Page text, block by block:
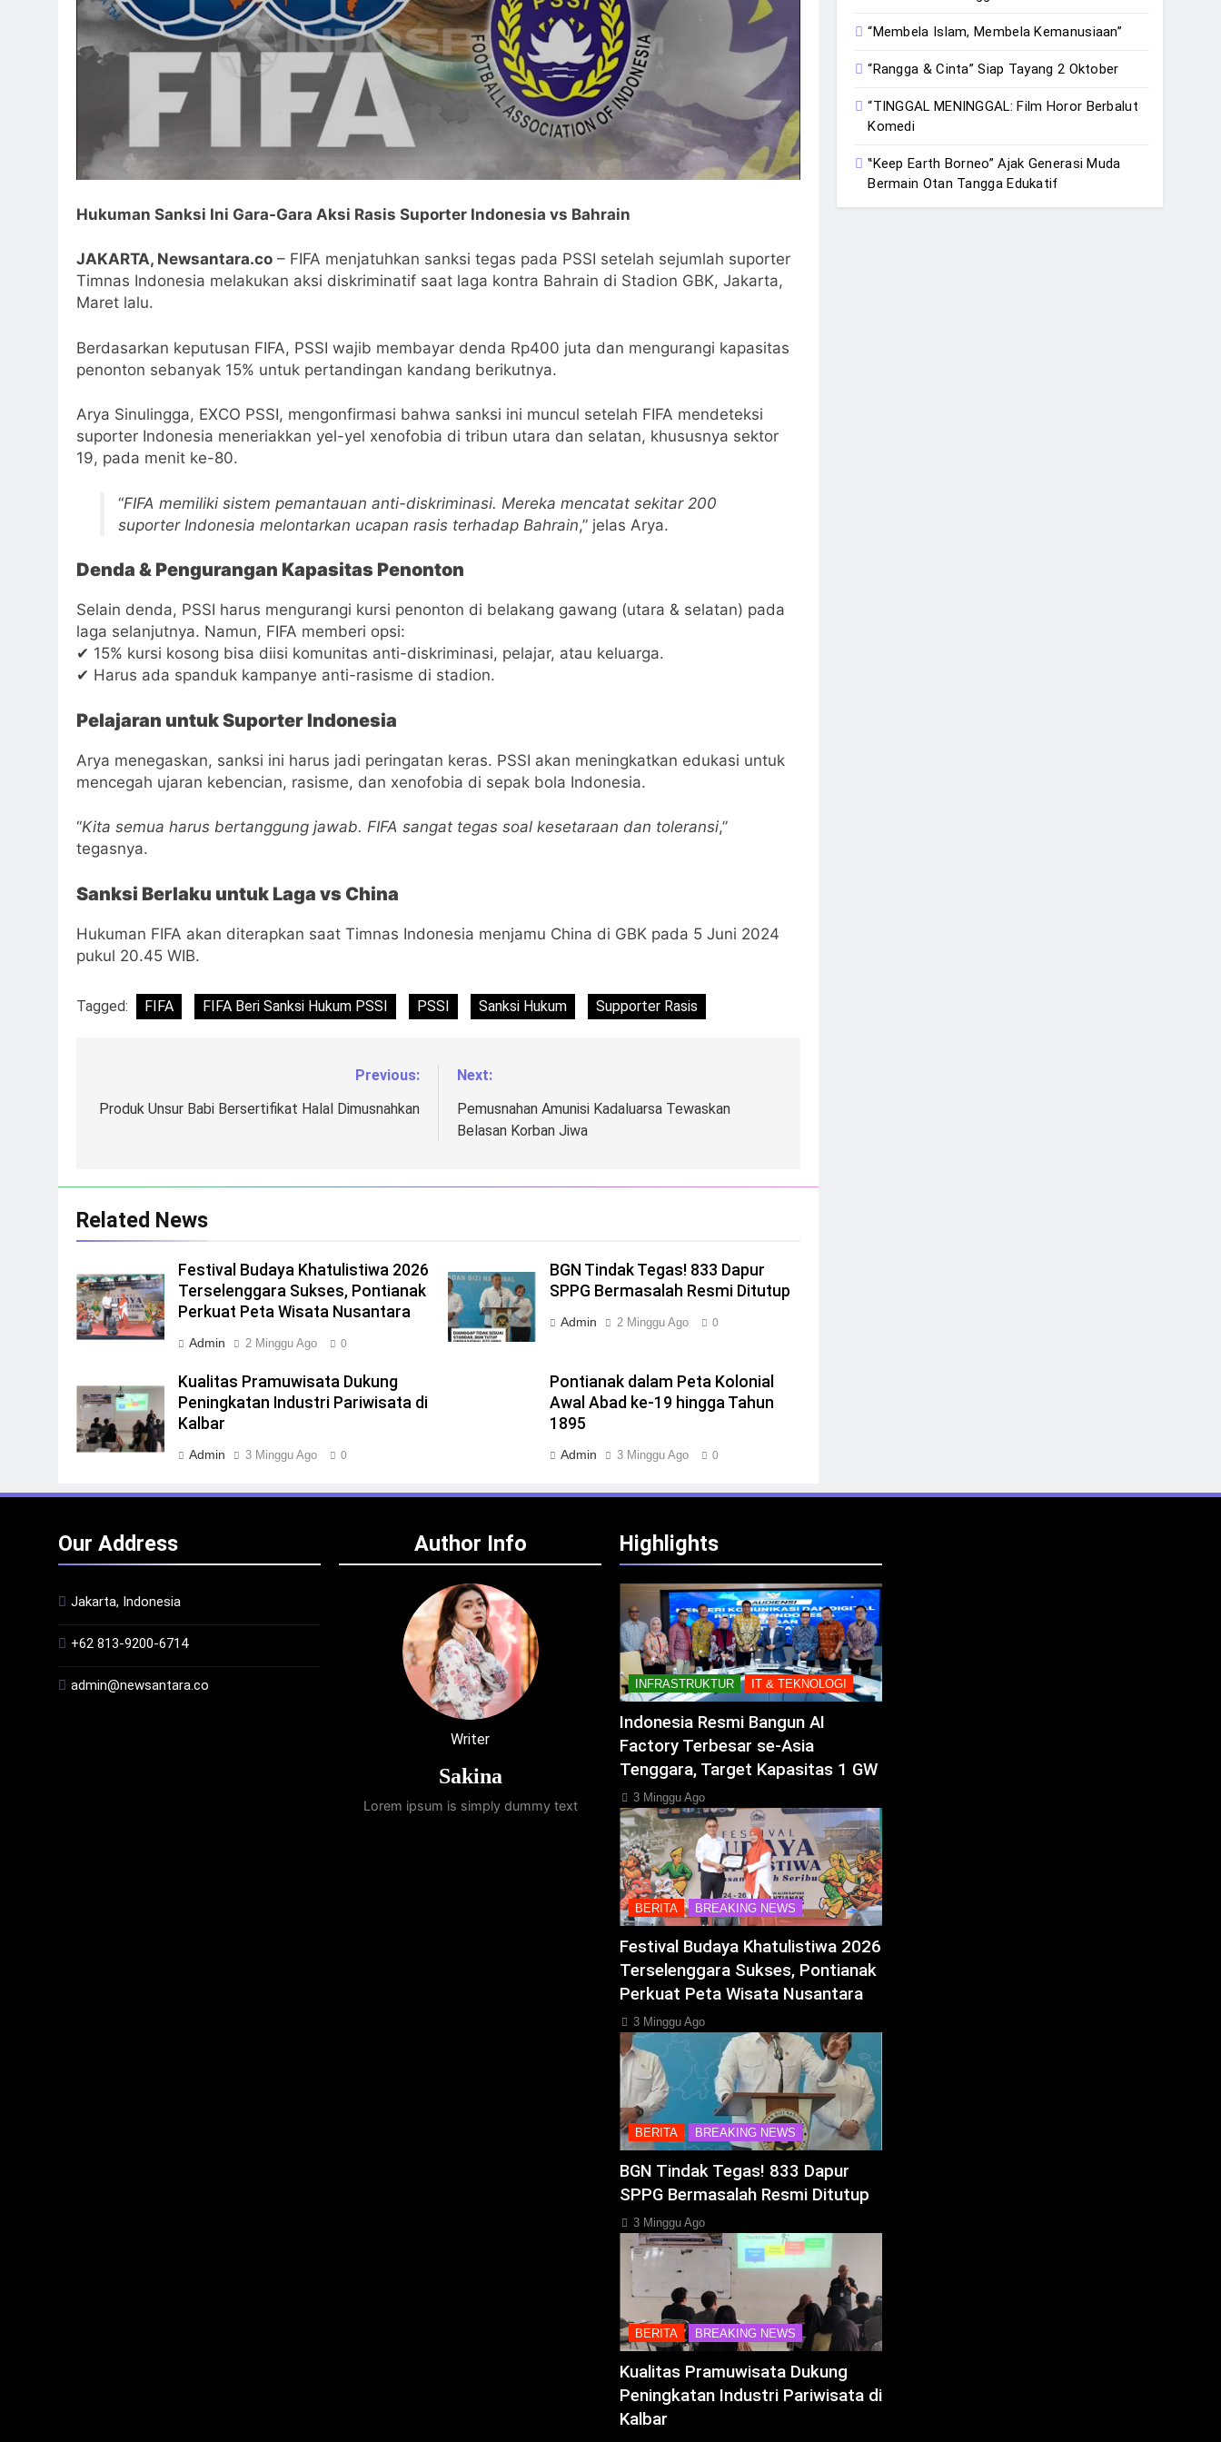
Hukuman Sanksi Ini Gara-Gara Aksi Rasis Suporter Indonesia vs Bahrain
JAKARTA, Newsantara.co – FIFA menjatuhkan sanksi tegas pada PSSI setelah sejumlah suporter
Timnas Indonesia melakukan aksi diskriminatif saat laga kontra Bahrain di Stadion GBK, Jakarta,
Maret lalu.
Berdasarkan keputusan FIFA, PSSI wajib membayar denda Rp400 juta dan mengurangi kapasitas
penonton sebanyak 15% untuk pertandingan kandang berikutnya.
Arya Sinulingga, EXCO PSSI, mengonfirmasi bahwa sanksi ini muncul setelah FIFA mendeteksi
suporter Indonesia meneriakkan yel-yel xenofobia di tribun utara dan selatan, khususnya sektor
19, pada menit ke-80.
“FIFA memiliki sistem pemantauan anti-diskriminasi. Mereka mencatat sekitar 200
suporter Indonesia melontarkan ucapan rasis terhadap Bahrain,” jelas Arya.
Denda & Pengurangan Kapasitas Penonton
Selain denda, PSSI harus mengurangi kursi penonton di belakang gawang (utara & selatan) pada
laga selanjutnya. Namun, FIFA memberi opsi:
✔ 15% kursi kosong bisa diisi komunitas anti-diskriminasi, pelajar, atau keluarga.
✔ Harus ada spanduk kampanye anti-rasisme di stadion.
Pelajaran untuk Suporter Indonesia
Arya menegaskan, sanksi ini harus jadi peringatan keras. PSSI akan meningkatkan edukasi untuk
mencegah ujaran kebencian, rasisme, dan xenofobia di sepak bola Indonesia.
“Kita semua harus bertanggung jawab. FIFA sangat tegas soal kesetaraan dan toleransi,”
tegasnya.
Sanksi Berlaku untuk Laga vs China
Hukuman FIFA akan diterapkan saat Timnas Indonesia menjamu China di GBK pada 5 Juni 2024
pukul 20.45 WIB.
Tagged: FIFA FIFA Beri Sanksi Hukum PSSI PSSI Sanksi Hukum Supporter Rasis
pos
Previous:
Produk Unsur Babi Bersertifikat Halal Dimusnahkan
Next:
Pemusnahan Amunisi Kadaluarsa Tewaskan
Belasan Korban Jiwa
Related News
Festival Budaya Khatulistiwa 2026
Terselenggara Sukses, Pontianak
Perkuat Peta Wisata Nusantara
Admin 2 Minggu Ago 0
BGN Tindak Tegas! 833 Dapur
SPPG Bermasalah Resmi Ditutup
Admin 2 Minggu Ago 0
Kualitas Pramuwisata Dukung
Peningkatan Industri Pariwisata di
Kalbar
Admin 3 Minggu Ago 0
Pontianak dalam Peta Kolonial
Awal Abad ke-19 hingga Tahun
1895
Admin 3 Minggu Ago 0
“Membela Islam, Membela Kemanusiaan”
“Rangga & Cinta” Siap Tayang 2 Oktober
“TINGGAL MENINGGAL: Film Horor Berbalut
Komedi
‟Keep Earth Borneo” Ajak Generasi Muda
Bermain Otan Tangga Edukatif
Our Address
Jakarta, Indonesia
+62 813-9200-6714
admin@newsantara.co
Author Info
Writer
Sakina
Lorem ipsum is simply dummy text
Highlights
INFRASTRUKTUR IT & TEKNOLOGI
Indonesia Resmi Bangun AI
Factory Terbesar se-Asia
Tenggara, Target Kapasitas 1 GW
3 Minggu Ago
BERITA BREAKING NEWS
Festival Budaya Khatulistiwa 2026
Terselenggara Sukses, Pontianak
Perkuat Peta Wisata Nusantara
3 Minggu Ago
BERITA BREAKING NEWS
BGN Tindak Tegas! 833 Dapur
SPPG Bermasalah Resmi Ditutup
3 Minggu Ago
BERITA BREAKING NEWS
Kualitas Pramuwisata Dukung
Peningkatan Industri Pariwisata di
Kalbar